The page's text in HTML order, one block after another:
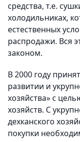
средства, т.е.
холодильниках,
естественных
распродажи. Вся
законом.
В 2000 году
развитии и
хозяйства» с
хозяйств. С
дехканского
покупки